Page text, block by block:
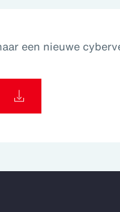
een nieuwe